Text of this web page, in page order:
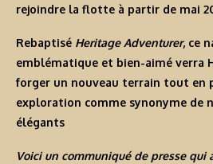
rejoindre la flotte à partir de mai
Rebaptisé Heritage Adventurer, ce
emblématique et bien-aimé verra
forger un nouveau terrain tout en
exploration comme synonyme de
élégants
Voici un communiqué de presse qui